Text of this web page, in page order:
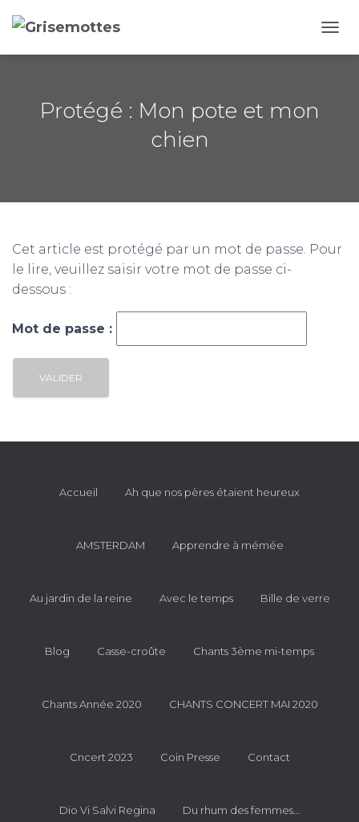
É
A
Protégé : Mon pote et mon
chien
Cet article est protégé par un mot de passe. Pour
le lire, veuillez saisir votre mot de passe ci-
dessous :
Mot de passe :
Accueil Ah que nos pères étaient heureux
AMSTERDAM Apprendre à mémée
Au jardin de la reine Avec le temps Bille de verre
Blog Casse-croûte Chants 3ème mi-temps
Chants Année 2020 CHANTS CONCERT MAI 2020
Cncert 2023 Coin Presse Contact
Dio Vi Salvi Regina Du rhum des femmes…